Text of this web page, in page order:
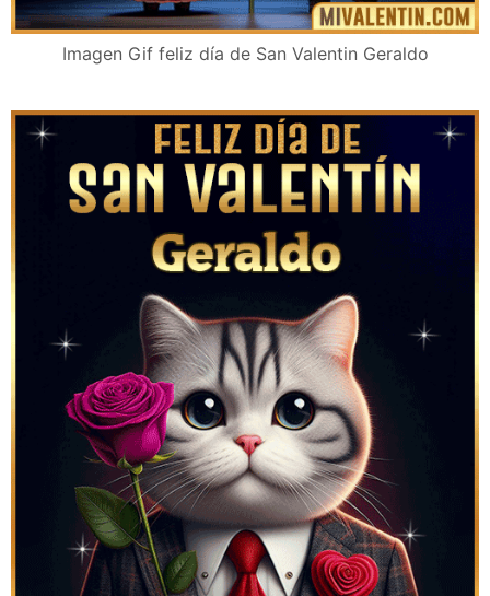
Imagen Gif feliz día de San Valentin Geraldo